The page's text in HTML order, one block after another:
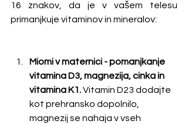
16 znakov, da je v vašem telesu
primanjkuje vitaminov in mineralov:
Miomi v maternici - pomanjkanje
vitamina D3, magnezija, cinka in
vitamina K1. Vitamin D23 dodajte
kot prehransko dopolnilo,
magnezij se nahaja v vseh